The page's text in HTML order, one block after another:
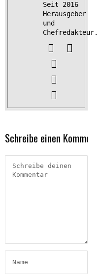
Seit 2016
Herausgeber
und
Chefredakteur.
Schreibe einen Kommentar